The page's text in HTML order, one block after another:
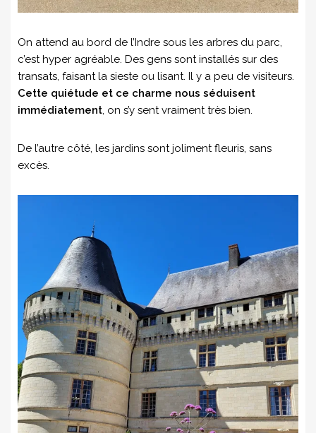
On attend au bord de l’Indre sous les arbres du parc,
c’est hyper agréable. Des gens sont installés sur des
transats, faisant la sieste ou lisant. Il y a peu de visiteurs.
Cette quiétude et ce charme nous séduisent
immédiatement, on s’y sent vraiment très bien.
De l’autre côté, les jardins sont joliment fleuris, sans
excès.